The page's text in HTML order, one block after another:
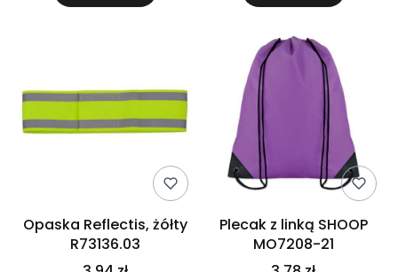
Opaska Reflectis, żółty
R73136.03
Plecak z linką SHOOP
MO7208-21